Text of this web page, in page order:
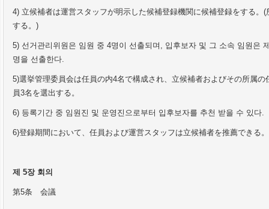
4) 立候補者は運営スタッフが明示した候補登録機関に候補登録をする。 (
する。 )
5) 선거관리위원은 임원 중 4명이 선출되며
입후보자 및 그 소속 임원은
명을 선출한다
5)選挙管理委員会は任員の内4名で構成され、立候補者およびその所属の
員3名を選出する。
6) 등록기간 중 임원진 및 운영진으로부터 입후보자를 추천 받을 수 있다
6)登録期間において、任員および運営スタッフは立候補者を推薦できる。
제 5장 회의
第5条 会議